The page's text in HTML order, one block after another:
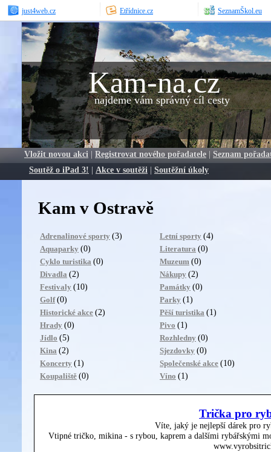
just4web.cz Etřídnice.cz SeznamŠkol.eu
Kam-na.cz
najdeme vám správný cíl cesty
Vložit novou akci | Registrovat nového pořadatele | Seznam
Soutěž o iPad 3! | Akce v soutěži | Soutěžní úkoly
Kam v Ostravě
Adrenalinové sporty (3)
Aquaparky (0)
Cyklo turistika (0)
Divadla (2)
Festivaly (10)
Golf (0)
Historické akce (2)
Hrady (0)
Jídlo (5)
Kina (2)
Koncerty (1)
Koupaliště (0)
Letní sporty (4)
Literatura (0)
Muzeum (0)
Nákupy (2)
Památky (0)
Parky (1)
Pěší turistika (1)
Pivo (1)
Rozhledny (0)
Sjezdovky (0)
Společenské akce (10)
Víno (1)
Trička pro
Víte, jaký je nejlepší dárek pro
Vtipné tričko, mikina - s rybou, kaprem a dalšími rybářskými